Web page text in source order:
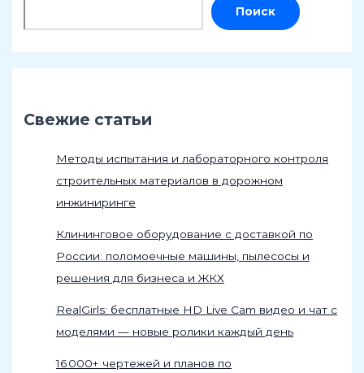
Поиск
Свежие статьи
Методы испытания и лабораторного контроля
строительных материалов в дорожном
инжиниринге
Клининговое оборудование с доставкой по
России: поломоечные машины, пылесосы и
решения для бизнеса и ЖКХ
RealGirls: бесплатные HD Live Cam видео и чат с
моделями — новые ролики каждый день
16 000+ чертежей и планов по